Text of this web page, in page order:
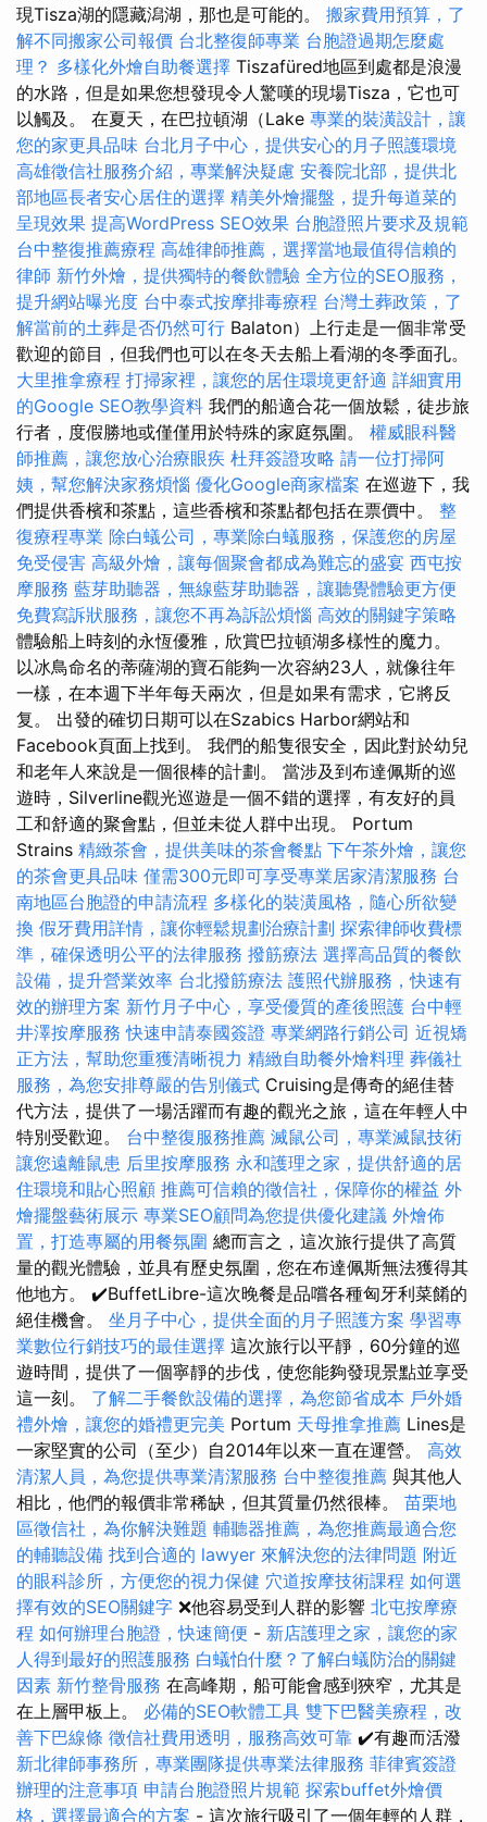
現Tisza湖的隱藏潟湖，那也是可能的。 搬家費用預算，了
解不同搬家公司報價 台北整復師專業 台胞證過期怎麼處
理？ 多樣化外燴自助餐選擇 Tiszafüred地區到處都是浪漫
的水路，但是如果您想發現令人驚嘆的現場Tisza，它也可
以觸及。 在夏天，在巴拉頓湖（Lake 專業的裝潢設計，讓
您的家更具品味 台北月子中心，提供安心的月子照護環境
高雄徵信社服務介紹，專業解決疑慮 安養院北部，提供北
部地區長者安心居住的選擇 精美外燴擺盤，提升每道菜的
呈現效果 提高WordPress SEO效果 台胞證照片要求及規範
台中整復推薦療程 高雄律師推薦，選擇當地最值得信賴的
律師 新竹外燴，提供獨特的餐飲體驗 全方位的SEO服務，
提升網站曝光度 台中泰式按摩排毒療程 台灣土葬政策，了
解當前的土葬是否仍然可行 Balaton）上行走是一個非常受
歡迎的節目，但我們也可以在冬天去船上看湖的冬季面孔。
大里推拿療程 打掃家裡，讓您的居住環境更舒適 詳細實用
的Google SEO教學資料 我們的船適合花一個放鬆，徒步旅
行者，度假勝地或僅僅用於特殊的家庭氛圍。 權威眼科醫
師推薦，讓您放心治療眼疾 杜拜簽證攻略 請一位打掃阿
姨，幫您解決家務煩惱 優化Google商家檔案 在巡遊下，我
們提供香檳和茶點，這些香檳和茶點都包括在票價中。 整
復療程專業 除白蟻公司，專業除白蟻服務，保護您的房屋
免受侵害 高級外燴，讓每個聚會都成為難忘的盛宴 西屯按
摩服務 藍芽助聽器，無線藍芽助聽器，讓聽覺體驗更方便
免費寫訴狀服務，讓您不再為訴訟煩惱 高效的關鍵字策略
體驗船上時刻的永恆優雅，欣賞巴拉頓湖多樣性的魔力。
以冰鳥命名的蒂薩湖的寶石能夠一次容納23人，就像往年
一樣，在本週下半年每天兩次，但是如果有需求，它將反
复。 出發的確切日期可以在Szabics Harbor網站和
Facebook頁面上找到。 我們的船隻很安全，因此對於幼兒
和老年人來說是一個很棒的計劃。 當涉及到布達佩斯的巡
遊時，Silverline觀光巡遊是一個不錯的選擇，有友好的員
工和舒適的聚會點，但並未從人群中出現。 Portum
Strains 精緻茶會，提供美味的茶會餐點 下午茶外燴，讓您
的茶會更具品味 僅需300元即可享受專業居家清潔服務 台
南地區台胞證的申請流程 多樣化的裝潢風格，隨心所欲變
換 假牙費用詳情，讓你輕鬆規劃治療計劃 探索律師收費標
準，確保透明公平的法律服務 撥筋療法 選擇高品質的餐飲
設備，提升營業效率 台北撥筋療法 護照代辦服務，快速有
效的辦理方案 新竹月子中心，享受優質的產後照護 台中輕
井澤按摩服務快速申請泰國簽證 專業網路行銷公司 近視矯
正方法，幫助您重獲清晰視力 精緻自助餐外燴料理 葬儀社
服務，為您安排尊嚴的告別儀式 Cruising是傳奇的絕佳替
代方法，提供了一場活躍而有趣的觀光之旅，這在年輕人中
特別受歡迎。 台中整復服務推薦 滅鼠公司，專業滅鼠技術
讓您遠離鼠患 后里按摩服務 永和護理之家，提供舒適的居
住環境和貼心照顧 推薦可信賴的徵信社，保障你的權益 外
燴擺盤藝術展示 專業SEO顧問為您提供優化建議 外燴佈
置，打造專屬的用餐氛圍 總而言之，這次旅行提供了高質
量的觀光體驗，並具有歷史氛圍，您在布達佩斯無法獲得其
他地方。 ✔️BuffetLibre-這次晚餐是品嚐各種匈牙利菜餚的
絕佳機會。 坐月子中心，提供全面的月子照護方案 學習專
業數位行銷技巧的最佳選擇 這次旅行以平靜，60分鐘的巡
遊時間，提供了一個寧靜的步伐，使您能夠發現景點並享受
這一刻。 了解二手餐飲設備的選擇，為您節省成本 戶外婚
禮外燴，讓您的婚禮更完美 Portum 天母推拿推薦 Lines是
一家堅實的公司（至少）自2014年以來一直在運營。 高效
清潔人員，為您提供專業清潔服務 台中整復推薦 與其他人
相比，他們的報價非常稀缺，但其質量仍然很棒。 苗栗地
區徵信社，為你解決難題 輔聽器推薦，為您推薦最適合您
的輔聽設備 找到合適的 lawyer 來解決您的法律問題 附近
的眼科診所，方便您的視力保健 穴道按摩技術課程 如何選
擇有效的SEO關鍵字 ❌他容易受到人群的影響 北屯按摩療
程 如何辦理台胞證，快速簡便 - 新店護理之家，讓您的家
人得到最好的照護服務 白蟻怕什麼？了解白蟻防治的關鍵
因素 新竹整骨服務 在高峰期，船可能會感到狹窄，尤其是
在上層甲板上。 必備的SEO軟體工具 雙下巴醫美療程，改
善下巴線條 徵信社費用透明，服務高效可靠 ✔️有趣而活潑
新北律師事務所，專業團隊提供專業法律服務 菲律賓簽證
辦理的注意事項 申請台胞證照片規範 探索buffet外燴價
格，選擇最適合的方案 - 這次旅行吸引了一個年輕的人群，